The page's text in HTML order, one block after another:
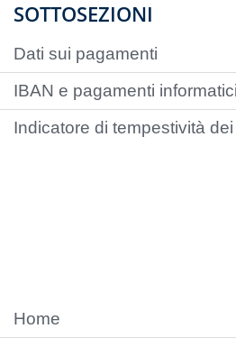
SOTTOSEZIONI
Dati sui pagamenti
IBAN e pagamenti informatici
Indicatore di tempestività
Home